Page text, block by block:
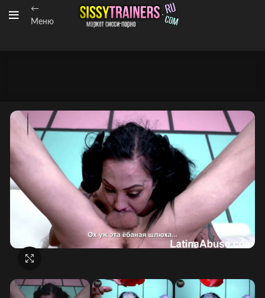
←
Меню